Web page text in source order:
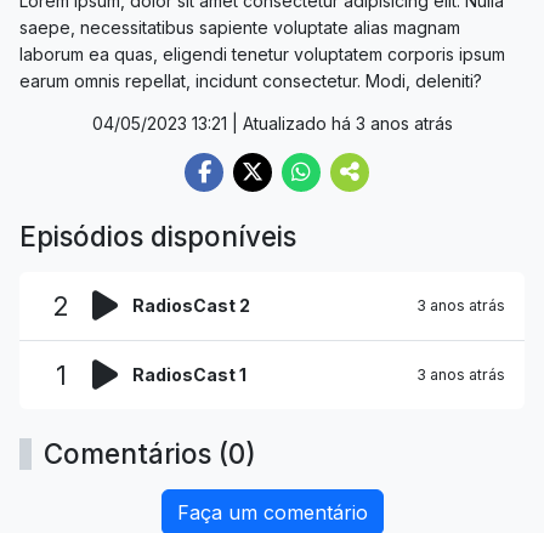
saepe, necessitatibus sapiente voluptate alias magnam
laborum ea quas, eligendi tenetur voluptatem corporis ipsum
earum omnis repellat, incidunt consectetur. Modi, deleniti?
04/05/2023 13:21 | Atualizado há 3 anos atrás
Episódios disponíveis
2 RadiosCast 2 3 anos atrás
1 RadiosCast 1 3 anos atrás
Comentários (0)
Faça um comentário